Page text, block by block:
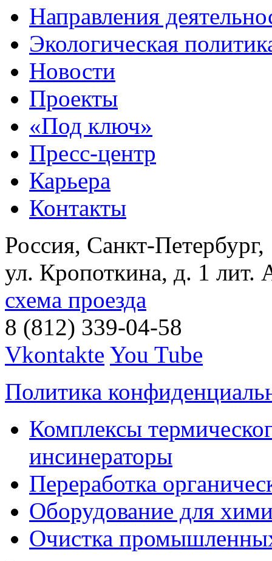
Направления
Экологическая
Новости
Проекты
«Под ключ»
Пресс-центр
Карьера
Контакты
Россия, Санкт-Петербург,
ул. Кропоткина, д. 1 лит.
схема проезда
8 (812) 339-04-58
Vkontakte You Tube
Политика
Комплексы
инсинераторы
Переработка
Оборудование для
Очистка